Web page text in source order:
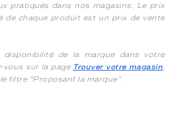
pratiqués dans nos magasins. Le prix
de chaque produit est un prix de vente
disponibilité de la marque dans votre
vous sur la page Trouver votre magasin,
filtre "Proposant la marque".